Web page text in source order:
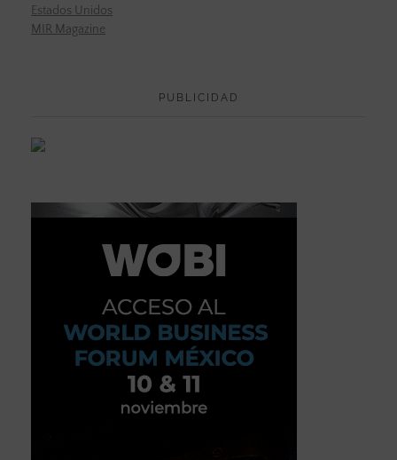
Estados Unidos
MIR Magazine
PUBLICIDAD